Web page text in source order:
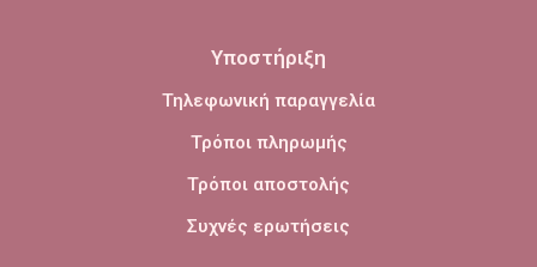
Υποστήριξη
Τηλεφωνική παραγγελία
Τρόποι πληρωμής
Τρόποι αποστολής
Συχνές ερωτήσεις